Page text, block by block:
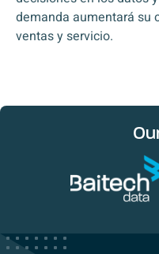
demanda aumentará su
ventas y servicio.